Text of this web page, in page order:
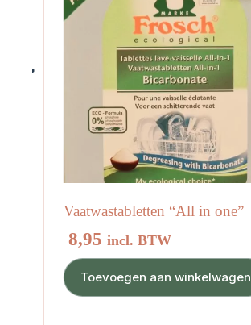
Vaatwastabletten “All in one”
8,95 incl. BTW
Toevoegen aan winkelwagen